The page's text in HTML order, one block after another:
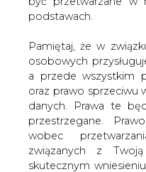
podstawach.
Pamiętaj, że w
osobowych
a przede wszystkim
oraz prawo sprzeciwu
danych. Prawa te
przestrzegane.
wobec
związanych z
skutecznym
Litewski
zadeklarował
dostawach gazu